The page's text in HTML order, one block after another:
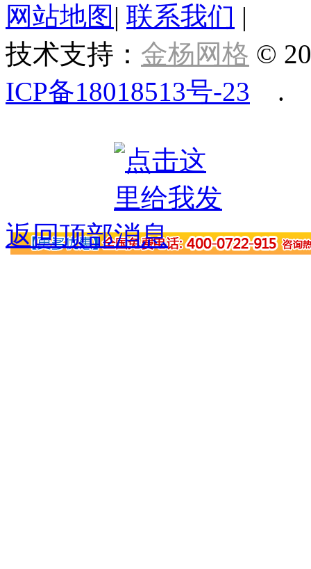
网站地图 | 联系我们 |
技术支持： 金杨网格 ©
ICP备18018513号-23 .
返回顶部